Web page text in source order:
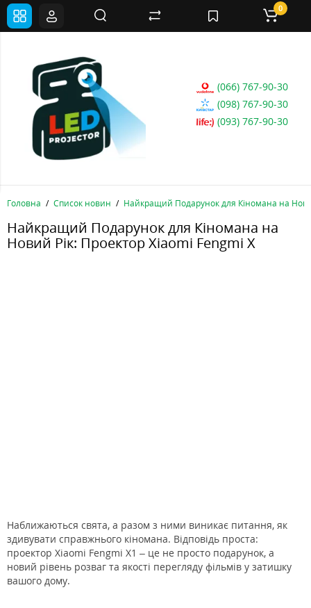
(066) 767-90-30
(098) 767-90-30
(093) 767-90-30
0
Головна Список новин Найкращий Подарунок для Кіномана на
Найкращий Подарунок для Кіномана на
Новий Рік: Проектор Xiaomi Fengmi X
Наближаються свята, а разом з ними виникає питання, як
здивувати справжнього кіномана. Відповідь проста:
проектор Xiaomi Fengmi X1 – це не просто подарунок, а
новий рівень розваг та якості перегляду фільмів у затишку
вашого дому.